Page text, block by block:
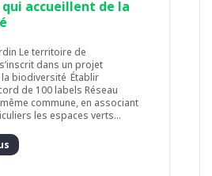
accueillent de la
Le territoire de
dans un projet
biodiversité Établir
de 100 labels Réseau
commune, en associant
les espaces verts...